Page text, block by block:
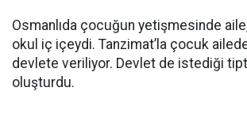
Osmanlıda çocuğun yetişmesinde
okul iç içeydi. Tanzimat’la çocuk
devlete veriliyor. Devlet de istediği
oluşturdu.